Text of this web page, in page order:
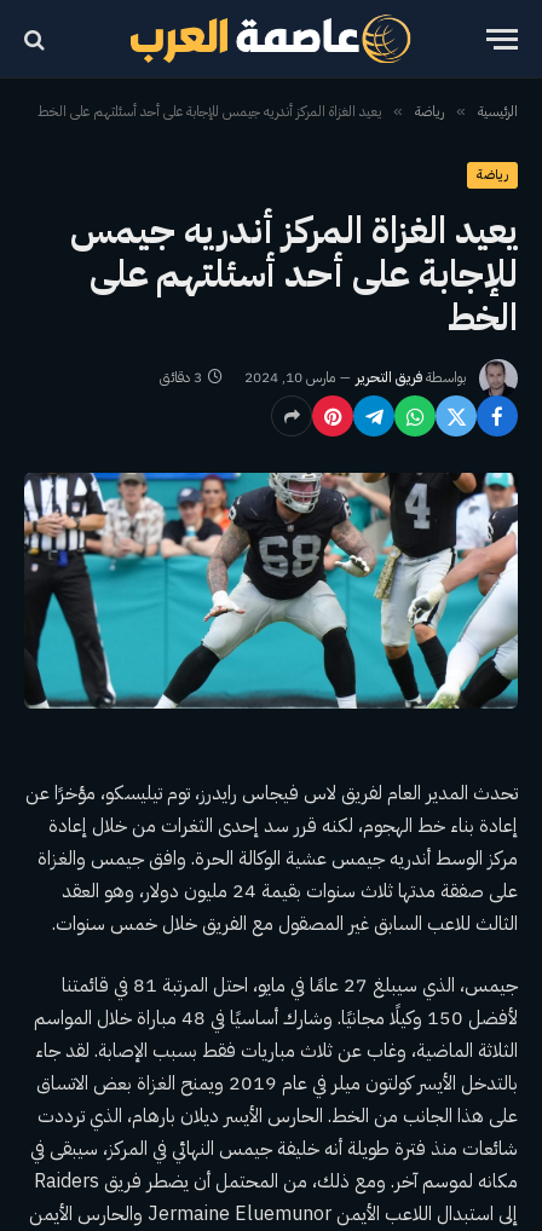
الرئيسية » رياضة » يعيد الغزاة المركز أندريه جيمس للإجابة على أحد أسئلتهم على الخط
رياضة
يعيد الغزاة المركز أندريه جيمس
للإجابة على أحد أسئلتهم على
الخط
بواسطةفريق التحرير مارس 10, 2024 3 دقائق
تحدث المدير العام لفريق لاس فيجاس رايدرز، توم تيليسكو، مؤخرًا عن
إعادة بناء خط الهجوم، لكنه قرر سد إحدى الثغرات من خلال إعادة
مركز الوسط أندريه جيمس عشية الوكالة الحرة. وافق جيمس والغزاة
على صفقة مدتها ثلاث سنوات بقيمة 24 مليون دولار، وهو العقد
الثالث للاعب السابق غير المصقول مع الفريق خلال خمس سنوات.
جيمس، الذي سيبلغ 27 عامًا في مايو، احتل المرتبة 81 في قائمتنا
لأفضل 150 وكيلًا مجانيًا. وشارك أساسيًا في 48 مباراة خلال المواسم
الثلاثة الماضية، وغاب عن ثلاث مباريات فقط بسبب الإصابة. لقد جاء
بالتدخل الأيسر كولتون ميلر في عام 2019 ويمنح الغزاة بعض الاتساق
على هذا الجانب من الخط. الحارس الأيسر ديلان بارهام، الذي ترددت
شائعات منذ فترة طويلة أنه خليفة جيمس النهائي في المركز، سيبقى في
مكانه لموسم آخر. ومع ذلك، من المحتمل أن يضطر فريق Raiders
إلى استبدال اللاعب الأيمن Jermaine Eluemunor والحارس الأيمن